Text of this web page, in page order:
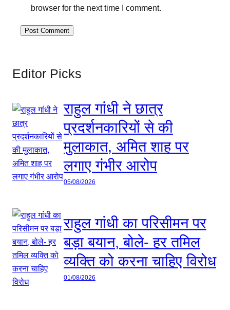
browser for the next time I comment.
Editor Picks
राहुल गांधी ने छात्र
प्रदर्शनकारियों से की
मुलाकात, अमित शाह पर
लगाए गंभीर आरोप
05/08/2026
राहुल गांधी का परिसीमन पर
बड़ा बयान, बोले- हर तमिल
व्यक्ति को करना चाहिए विरोध
01/08/2026